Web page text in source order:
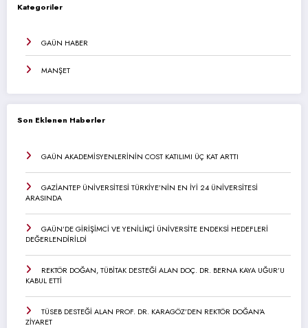
Kategoriler
GAÜN HABER
MANŞET
Son Eklenen Haberler
GAÜN AKADEMİSYENLERİNİN COST KATILIMI ÜÇ KAT ARTTI
GAZİANTEP ÜNİVERSİTESİ TÜRKİYE’NİN EN İYİ 24 ÜNİVERSİTESİ
ARASINDA
GAÜN’DE GİRİŞİMCİ VE YENİLİKÇİ ÜNİVERSİTE ENDEKSİ HEDEFLERİ
DEĞERLENDİRİLDİ
REKTÖR DOĞAN, TÜBİTAK DESTEĞİ ALAN DOÇ. DR. BERNA KAYA UĞUR’U
KABUL ETTİ
TÜSEB DESTEĞİ ALAN PROF. DR. KARAGÖZ’DEN REKTÖR DOĞAN’A
ZİYARET